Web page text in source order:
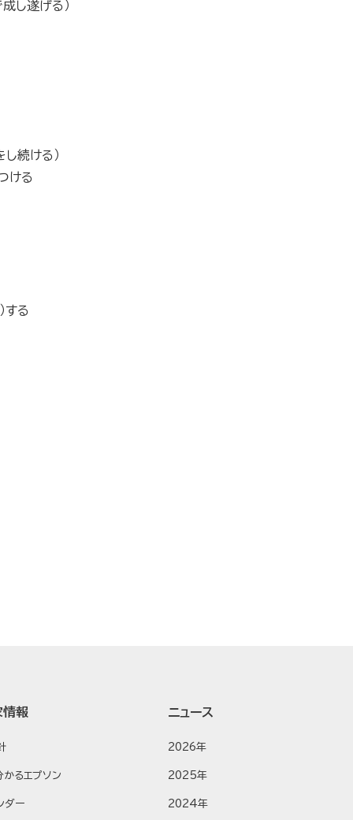
し遂げる）
続ける）
ける
する
情報
るエプソン
ダー
ニュース
2026年
2025年
2024年